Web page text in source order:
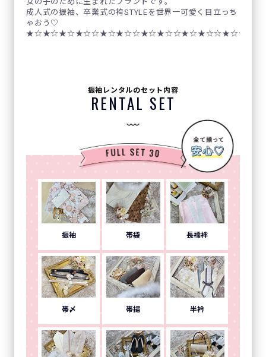
成人式の振袖、卒業式の袴STYLEを世界一可愛く目立っち
ゃおう♡
振袖レンタルのセット内容
RENTAL SET
振袖 帯袋 長襦袢
帯〆 帯揚 半衿